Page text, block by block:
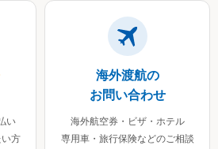
い
方
海外渡航の
お問い合わせ
海外航空券・ビザ・ホテル
専用車・旅行保険などのご相談